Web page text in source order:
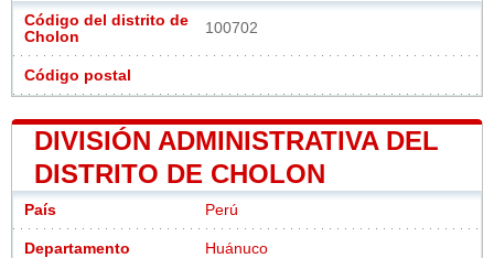
Código del distrito de
Cholon
100702
Código postal
DIVISIÓN ADMINISTRATIVA DEL
DISTRITO DE CHOLON
País Perú
Departamento Huánuco